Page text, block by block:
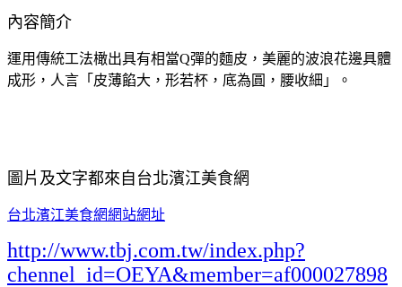
內容簡介
運用傳統工法橄出具有相當Q彈的麵皮，美麗的波浪花邊具體
成形，人言「皮薄餡大，形若杯，底為圓，腰收細」。
圖片及文字都來自台北濱江美食網
台北濱江美食網網站網址
http://www.tbj.com.tw/index.php?
chennel_id=OEYA&member=af000027898